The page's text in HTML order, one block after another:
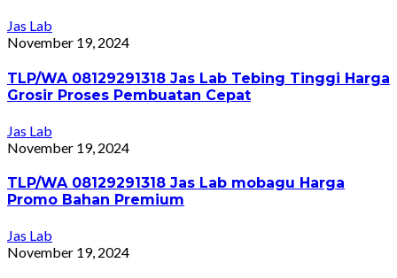
Jas Lab
November 19, 2024
TLP/WA 08129291318 Jas Lab Tebing Tinggi Harga
Grosir Proses Pembuatan Cepat
Jas Lab
November 19, 2024
TLP/WA 08129291318 Jas Lab mobagu Harga
Promo Bahan Premium
Jas Lab
November 19, 2024